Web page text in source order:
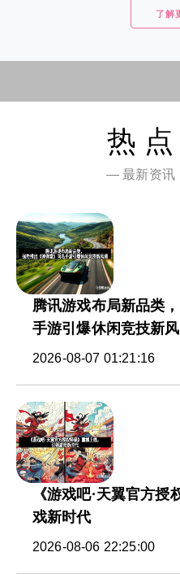
了解
热
— 最新资讯
腾讯游戏布局新品类
手游引爆休闲竞技新
2026-08-07 01:21:16
《游戏吧·天翼官方
戏新时代
2026-08-06 22:25:00